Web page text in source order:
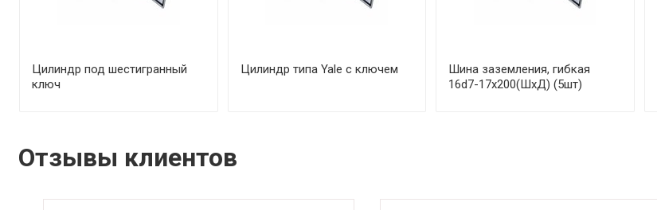
Цилиндр под шестигранный
ключ
Цилиндр типа Yale с ключем
Шина заземления, гибкая
16d7-17x200(ШхД) (5шт)
Отзывы клиентов